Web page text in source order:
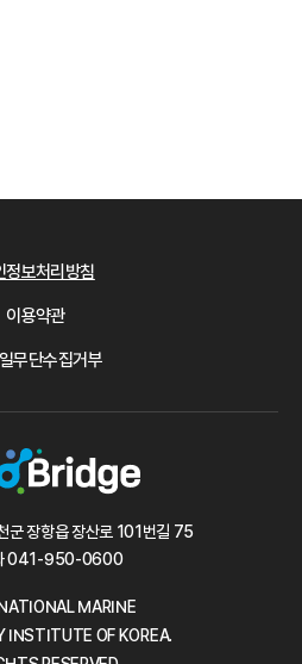
정보처리방침
이용약관
무단수집거부
장항읍 장산로 101번길 75
041-950-0600
MARINE
INSTITUTE OF KOREA.